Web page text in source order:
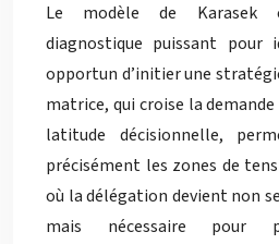
Le modèle de Karasek
diagnostique puissant
opportun d’initier une
matrice, qui croise la
latitude décisionnelle,
précisément les zones de
où la délégation devient non
mais nécessaire pour